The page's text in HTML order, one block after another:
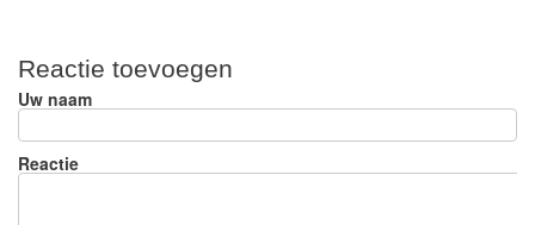
ar
e
c
e
b
o
e
sk
y
ail
Reactie toevoegen
Uw naam
Reactie